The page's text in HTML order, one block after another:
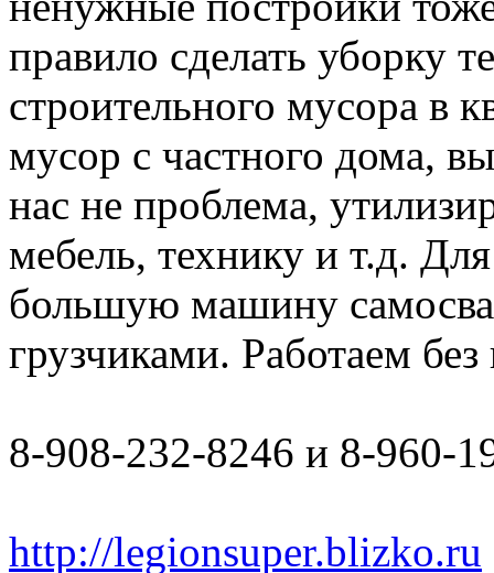
правило сделать уборку
строительного мусора в
мусор с частного дома,
нас не проблема,
мебель, технику и т.д.
большую машину
грузчиками. Работаем
8-908-232-8246 и 8-960-
http://legionsuper.blizko.ru